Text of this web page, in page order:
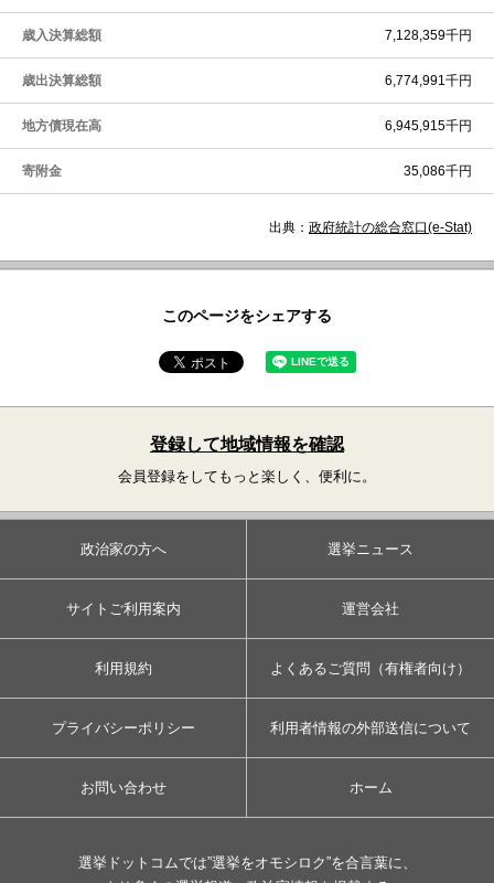
歳入決算総額 7,128,359千円
歳出決算総額 6,774,991千円
地方債現在高 6,945,915千円
寄附金 35,086千円
出典： 政府統計の総合窓口(e-Stat)
このページをシェアする
登録して地域情報を確認
会員登録をしてもっと楽しく、便利に。
政治家の方へ 選挙ニュース
サイトご利用案内 運営会社
利用規約 よくあるご質問（有権者向け）
プライバシーポリシー 利用者情報の外部送信について
お問い合わせ ホーム
選挙ドットコムでは”選挙をオモシロク”を合言葉に、